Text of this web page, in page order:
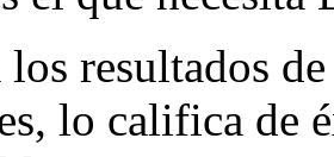
resultados
lo califica de